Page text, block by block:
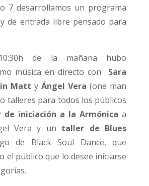
7 desarrollamos un programa
de entrada libre pensado para
de la mañana hubo
música en directo con Sara
Matt yÁngel Vera (one man
talleres para todos los públicos
de iniciación a la Armónica a
Vera y un taller de Blues
de Black Soul Dance, que
el público que lo desee iniciarse